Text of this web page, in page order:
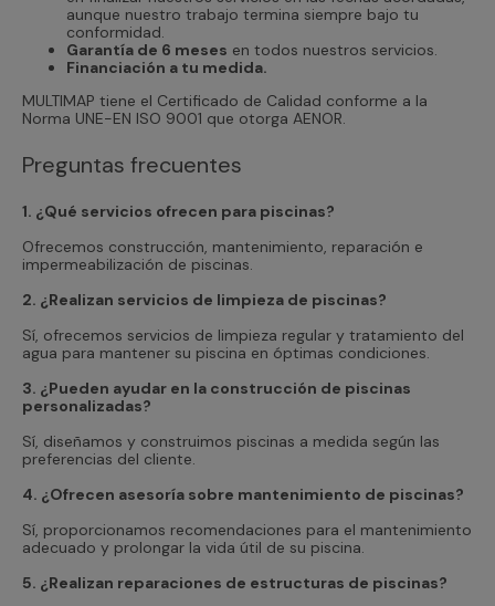
aunque nuestro trabajo termina siempre bajo tu
conformidad.
Garantía de 6 meses en todos nuestros servicios.
Financiación a tu medida.
MULTIMAP tiene el Certificado de Calidad conforme a la
Norma UNE-EN ISO 9001 que otorga AENOR.
Preguntas frecuentes
1. ¿Qué servicios ofrecen para piscinas?
Ofrecemos construcción, mantenimiento, reparación e
impermeabilización de piscinas.
2. ¿Realizan servicios de limpieza de piscinas?
Sí, ofrecemos servicios de limpieza regular y tratamiento del
agua para mantener su piscina en óptimas condiciones.
3. ¿Pueden ayudar en la construcción de piscinas
personalizadas?
Sí, diseñamos y construimos piscinas a medida según las
preferencias del cliente.
4. ¿Ofrecen asesoría sobre mantenimiento de piscinas?
Sí, proporcionamos recomendaciones para el mantenimiento
adecuado y prolongar la vida útil de su piscina.
5. ¿Realizan reparaciones de estructuras de piscinas?